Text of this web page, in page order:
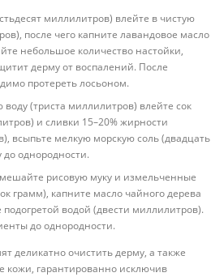
миллилитров) влейте в чистую
после чего капните лавандовое масло
небольшое количество настойки,
дерму от воспалений. После
протереть лосьоном.
(триста миллилитров) влейте сок
и сливки 15–20% жирности
всыпьте мелкую морскую соль (двадцать
однородности.
рисовую муку и измельченные
грамм), капните масло чайного дерева
подогретой водой (двести миллилитров).
до однородности.
деликатно очистить дерму, а также
кожи, гарантированно исключив